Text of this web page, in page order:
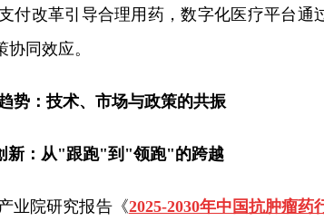
付改革引导合理用药，数字化医疗平台
同效应。
势：技术、市场与政策的共振
新：从"跟跑"到"领跑"的跨越
业院研究报告《2025-2030年中国抗肿瘤